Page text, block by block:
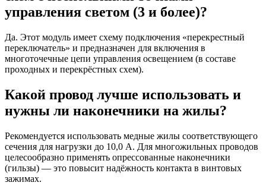
управления светом (3 и более)?
Да. Этот модуль имеет схему подключения «перекрестный
переключатель» и предназначен для включения в
многоточечные цепи управления освещением (в составе
проходных и перекрёстных схем).
Какой провод лучше использовать и
нужны ли наконечники на жилы?
Рекомендуется использовать медные жилы соответствующего
сечения для нагрузки до 10,0 А. Для многожильных проводов
целесообразно применять опрессованные наконечники
(гильзы) — это повысит надёжность контакта в винтовых
зажимах.